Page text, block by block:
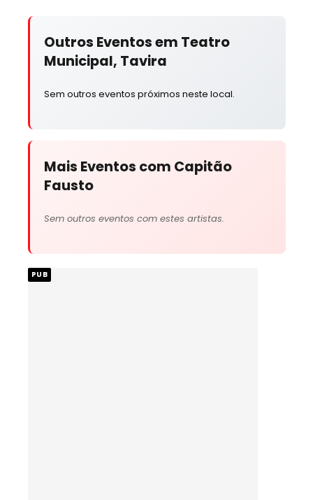
Outros Eventos em Teatro
Municipal, Tavira
Sem outros eventos próximos neste local.
Mais Eventos com Capitão
Fausto
Sem outros eventos com estes artistas.
PUB